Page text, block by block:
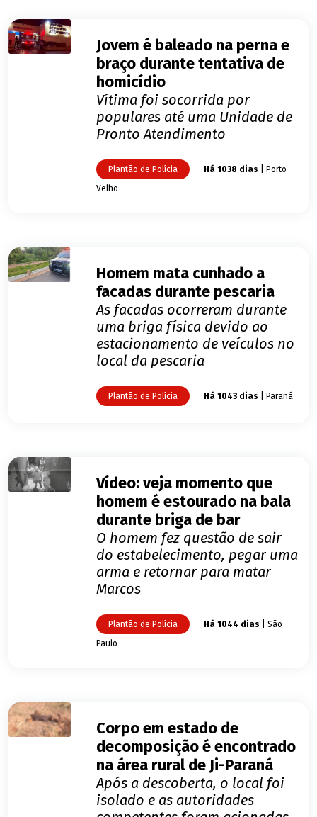
Jovem é baleado na perna e
braço durante tentativa de
homicídio
Vítima foi socorrida por
populares até uma Unidade de
Pronto Atendimento
Plantão de Polícia Há 1038 dias | Porto
Velho
Homem mata cunhado a
facadas durante pescaria
As facadas ocorreram durante
uma briga física devido ao
estacionamento de veículos no
local da pescaria
Plantão de Polícia Há 1043 dias | Paraná
Vídeo: veja momento que
homem é estourado na bala
durante briga de bar
O homem fez questão de sair
do estabelecimento, pegar uma
arma e retornar para matar
Marcos
Plantão de Polícia Há 1044 dias | São
Paulo
Corpo em estado de
decomposição é encontrado
na área rural de Ji-Paraná
Após a descoberta, o local foi
isolado e as autoridades